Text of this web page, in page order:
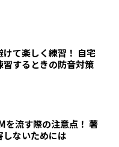
けて楽しく練習！ 自宅
習するときの防音対策
を流す際の注意点！ 著
しないためには